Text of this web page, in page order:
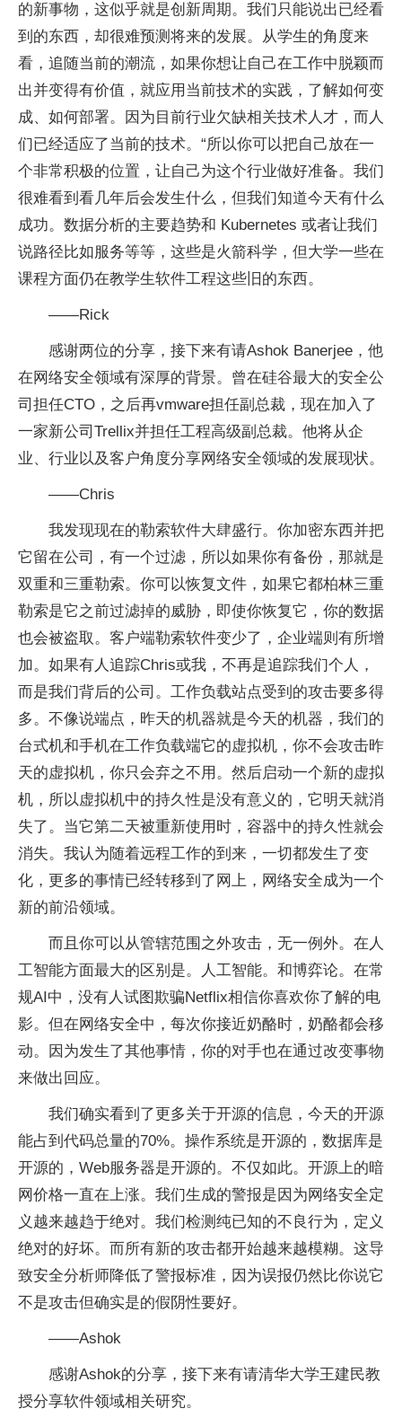
的新事物，这似乎就是创新周期。我们只能说出已经看
到的东西，却很难预测将来的发展。从学生的角度来
看，追随当前的潮流，如果你想让自己在工作中脱颖而
出并变得有价值，就应用当前技术的实践，了解如何变
成、如何部署。因为目前行业欠缺相关技术人才，而人
们已经适应了当前的技术。“所以你可以把自己放在一
个非常积极的位置，让自己为这个行业做好准备。我们
很难看到看几年后会发生什么，但我们知道今天有什么
成功。数据分析的主要趋势和 Kubernetes 或者让我们
说路径比如服务等等，这些是火箭科学，但大学一些在
课程方面仍在教学生软件工程这些旧的东西。
——Rick
感谢两位的分享，接下来有请Ashok Banerjee，他
在网络安全领域有深厚的背景。曾在硅谷最大的安全公
司担任CTO，之后再vmware担任副总裁，现在加入了
一家新公司Trellix并担任工程高级副总裁。他将从企
业、行业以及客户角度分享网络安全领域的发展现状。
——Chris
我发现现在的勒索软件大肆盛行。你加密东西并把
它留在公司，有一个过滤，所以如果你有备份，那就是
双重和三重勒索。你可以恢复文件，如果它都柏林三重
勒索是它之前过滤掉的威胁，即使你恢复它，你的数据
也会被盗取。客户端勒索软件变少了，企业端则有所增
加。如果有人追踪Chris或我，不再是追踪我们个人，
而是我们背后的公司。工作负载站点受到的攻击要多得
多。不像说端点，昨天的机器就是今天的机器，我们的
台式机和手机在工作负载端它的虚拟机，你不会攻击昨
天的虚拟机，你只会弃之不用。然后启动一个新的虚拟
机，所以虚拟机中的持久性是没有意义的，它明天就消
失了。当它第二天被重新使用时，容器中的持久性就会
消失。我认为随着远程工作的到来，一切都发生了变
化，更多的事情已经转移到了网上，网络安全成为一个
新的前沿领域。
而且你可以从管辖范围之外攻击，无一例外。在人
工智能方面最大的区别是。人工智能。和博弈论。在常
规AI中，没有人试图欺骗Netflix相信你喜欢你了解的电
影。但在网络安全中，每次你接近奶酪时，奶酪都会移
动。因为发生了其他事情，你的对手也在通过改变事物
来做出回应。
我们确实看到了更多关于开源的信息，今天的开源
能占到代码总量的70%。操作系统是开源的，数据库是
开源的，Web服务器是开源的。不仅如此。开源上的暗
网价格一直在上涨。我们生成的警报是因为网络安全定
义越来越趋于绝对。我们检测纯已知的不良行为，定义
绝对的好坏。而所有新的攻击都开始越来越模糊。这导
致安全分析师降低了警报标准，因为误报仍然比你说它
不是攻击但确实是的假阴性要好。
——Ashok
感谢Ashok的分享，接下来有请清华大学王建民教
授分享软件领域相关研究。